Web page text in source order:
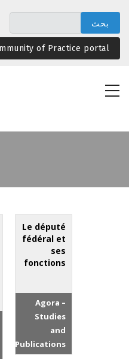
المحتوى
الرئيسيof Practice portal
Le député
fédéral et
ses
fonctions
Agora –
Studies
and
Publications